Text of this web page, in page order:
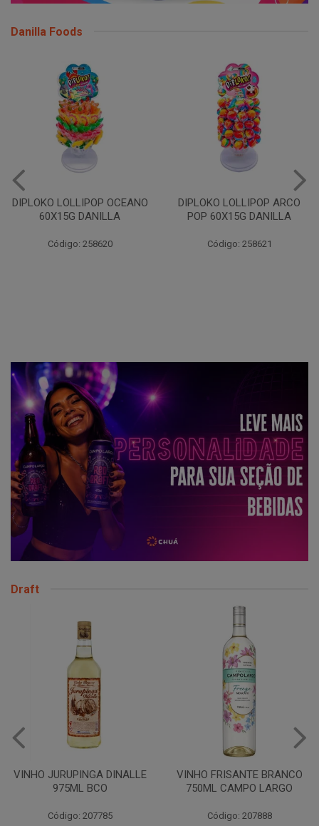
Danilla Foods
DIPLOKO LOLLIPOP OCEANO
60X15G DANILLA
Código: 258620
DIPLOKO LOLLIPOP ARCO
POP 60X15G DANILLA
Código: 258621
Draft
VINHO JURUPINGA DINALLE
975ML BCO
Código: 207785
VINHO FRISANTE BRANCO
750ML CAMPO LARGO
Código: 207888